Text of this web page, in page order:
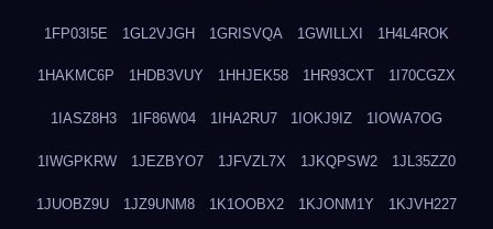
1FP03I5E 1GL2VJGH 1GRISVQA 1GWILLXI 1H4L4ROK
1HAKMC6P 1HDB3VUY 1HHJEK58 1HR93CXT 1I70CGZX
1IASZ8H3 1IF86W04 1IHA2RU7 1IOKJ9IZ 1IOWA7OG
1IWGPKRW 1JEZBYO7 1JFVZL7X 1JKQPSW2 1JL35ZZ0
1JUOBZ9U 1JZ9UNM8 1K1OOBX2 1KJONM1Y 1KJVH227